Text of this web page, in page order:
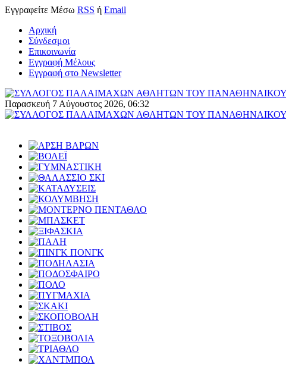
Εγγραφείτε Μέσω RSS ή Email
Αρχική
Σύνδεσμοι
Επικοινωνία
Εγγραφή Μέλους
Εγγραφή στο Newsletter
Παρασκευή 7 Αύγουστος 2026, 06:32